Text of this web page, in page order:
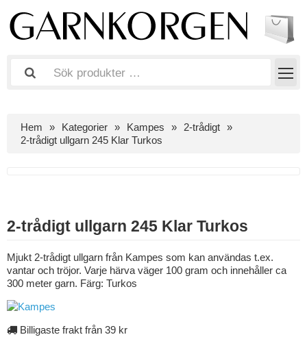
Hem Kategorier Kampes
2-trådigt
2-trådigt ullgarn 245 Klar Turkos
2-trådigt ullgarn 245 Klar Turkos
Mjukt 2-trådigt ullgarn från Kampes som kan användas t.ex.
vantar och tröjor. Varje härva väger 100 gram och innehåller ca
300 meter garn. Färg: Turkos
Billigaste frakt från 39 kr